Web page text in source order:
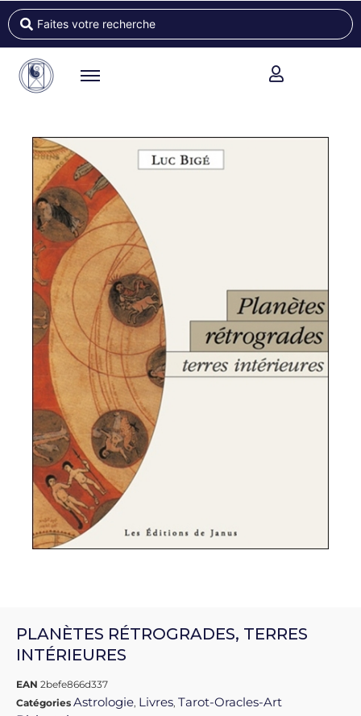
PLANÈTES RÉTROGRADES, TERRES
INTÉRIEURES
EAN 2befe866d337
Catégories Astrologie, Livres, Tarot-Oracles-Art